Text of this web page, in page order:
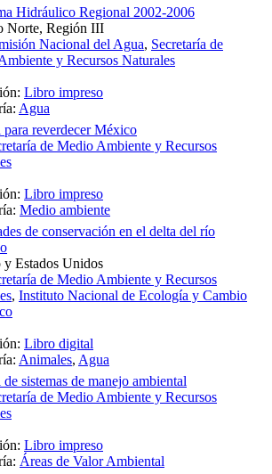
Hidráulico Regional 2002-2006
Norte, Región III
Nacional del Agua, Secretaría de
y Recursos Naturales
Libro impreso
Agua
para reverdecer México
de Medio Ambiente y Recursos
Libro impreso
Medio ambiente
de conservación en el delta del río
Estados Unidos
de Medio Ambiente y Recursos
, Instituto Nacional de Ecología y Cambio
Libro digital
Animales, Agua
sistemas de manejo ambiental
de Medio Ambiente y Recursos
Libro impreso
Áreas de Valor Ambiental